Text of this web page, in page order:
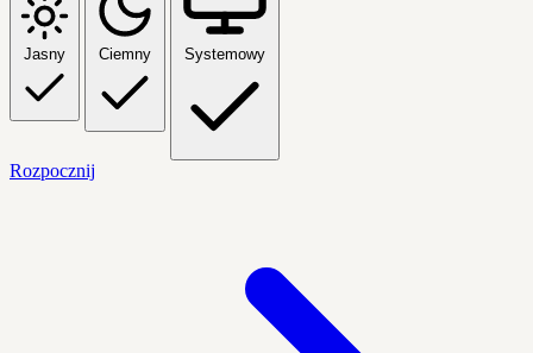
Jasny Ciemny Systemowy
Rozpocznij